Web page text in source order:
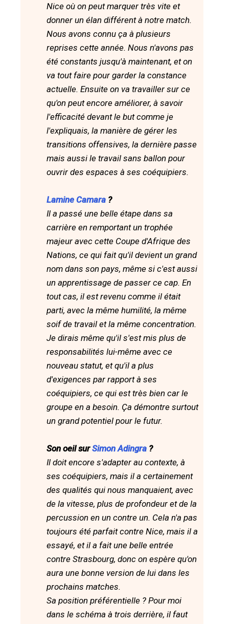
Nice où on peut marquer très vite et
donner un élan différent à notre match.
Nous avons connu ça à plusieurs
reprises cette année. Nous n'avons pas
été constants jusqu'à maintenant, et on
va tout faire pour garder la constance
actuelle. Ensuite on va travailler sur ce
qu'on peut encore améliorer, à savoir
l'efficacité devant le but comme je
l'expliquais, la manière de gérer les
transitions offensives, la dernière passe
mais aussi le travail sans ballon pour
ouvrir des espaces à ses coéquipiers.
Lamine Camara ?
Il a passé une belle étape dans sa
carrière en remportant un trophée
majeur avec cette Coupe d'Afrique des
Nations, ce qui fait qu'il devient un grand
nom dans son pays, même si c'est aussi
un apprentissage de passer ce cap. En
tout cas, il est revenu comme il était
parti, avec la même humilité, la même
soif de travail et la même concentration.
Je dirais même qu'il s'est mis plus de
responsabilités lui-même avec ce
nouveau statut, et qu'il a plus
d'exigences par rapport à ses
coéquipiers, ce qui est très bien car le
groupe en a besoin. Ça démontre surtout
un grand potentiel pour le futur.
Son oeil surSimon Adingra ?
Il doit encore s'adapter au contexte, à
ses coéquipiers, mais il a certainement
des qualités qui nous manquaient, avec
de la vitesse, plus de profondeur et de la
percussion en un contre un. Cela n'a pas
toujours été parfait contre Nice, mais il a
essayé, et il a fait une belle entrée
contre Strasbourg, donc on espère qu'on
aura une bonne version de lui dans les
prochains matches.
Sa position préférentielle ? Pour moi
dans le schéma à trois derrière, il faut